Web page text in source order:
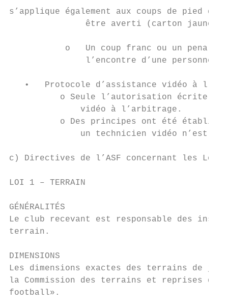
s’applique également aux coups de pied
               être averti (carton jaune).
o   Un coup franc ou un
l’encontre d’une personne
•   Protocole d’assistance vidéo à
o Seule l’autorisation écrite
              vidéo à l’arbitrage.
o Des principes ont été établis
un technicien vidéo n’est
c) Directives de l’ASF concernant les Lois
LOI 1 – TERRAIN
GÉNÉRALITÉS
Le club recevant est responsable des
terrain.
DIMENSIONS
Les dimensions exactes des terrains de
la Commission des terrains et reprises
football».